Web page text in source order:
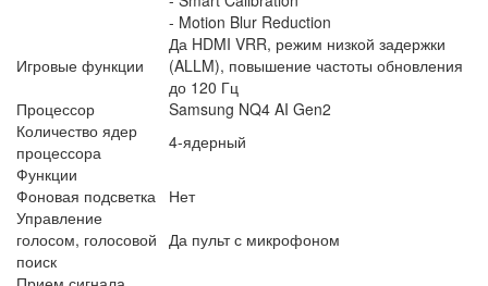
- Motion Blur Reduction
Игровые функции
Да HDMI VRR, режим низкой задержки
(ALLM), повышение частоты обновления
до 120 Гц
Процессор
Samsung NQ4 AI Gen2
Количество ядер
процессора
4-ядерный
Функции
Фоновая подсветка
Нет
Управление
голосом, голосовой
поиск
Да пульт с микрофоном